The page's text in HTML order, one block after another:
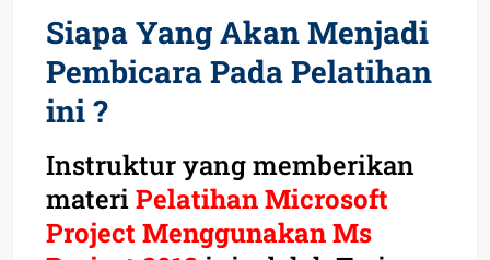
Siapa Yang Akan Menjadi
Pembicara Pada Pelatihan
ini ?
Instruktur yang memberikan
materiPelatihan Microsoft
Project Menggunakan Ms